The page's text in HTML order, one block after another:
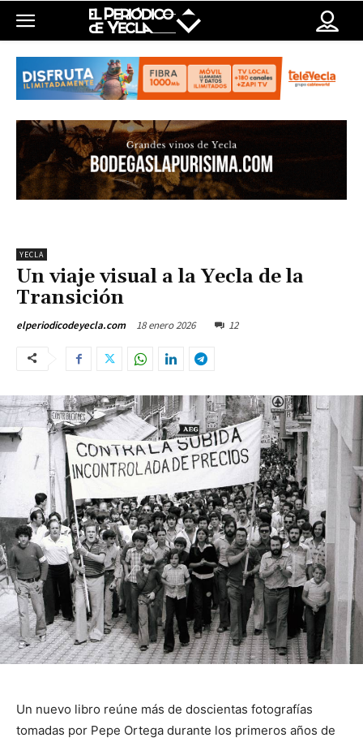
YECLA
Un viaje visual a la Yecla de la
Transición
elperiodicodeyecla.com 18 enero 2026 12
Un nuevo libro reúne más de doscientas fotografías
tomadas por Pepe Ortega durante los primeros años de